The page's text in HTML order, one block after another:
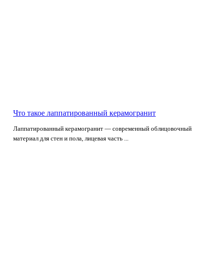
Что такое лаппатированный керамогранит
Лаппатированный керамогранит — современный облицовочный
материал для стен и пола, лицевая часть ...